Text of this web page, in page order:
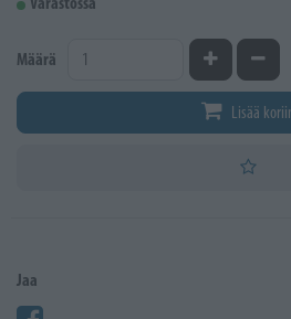
Määrä Kasvata määrää
Lisää
Jaa